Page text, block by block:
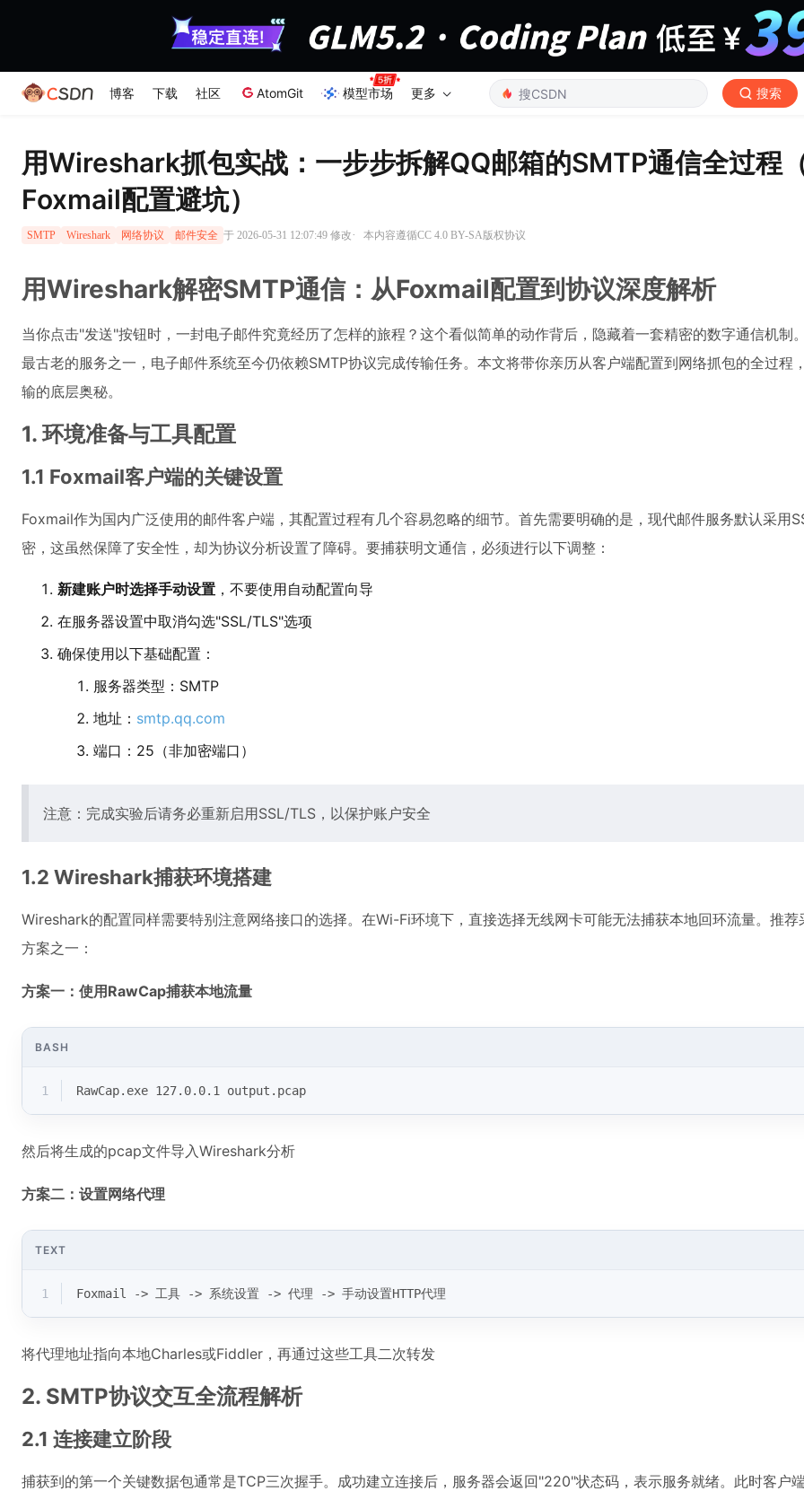
博客 下载 社区 AtomGit 模型市场 更多 搜索
用Wireshark抓包实战：一步步拆解QQ邮箱的SMTP通信全过程
Foxmail配置避坑）
SMTP Wireshark 网络协议 邮件安全 于 2026-05-31 12:07:49 修改· 本内容遵循CC 4.0 BY-SA版权协议
用Wireshark解密SMTP通信：从Foxmail配置到协议深度解析
当你点击"发送"按钮时，一封电子邮件究竟经历了怎样的旅程？这个看似简单的动作背后，隐藏着一套精密的数字通信机制
最古老的服务之一，电子邮件系统至今仍依赖SMTP协议完成传输任务。本文将带你亲历从客户端配置到网络抓包的全过程
输的底层奥秘。
1. 环境准备与工具配置
1.1 Foxmail客户端的关键设置
Foxmail作为国内广泛使用的邮件客户端，其配置过程有几个容易忽略的细节。首先需要明确的是，现代邮件服务默认采用
密，这虽然保障了安全性，却为协议分析设置了障碍。要捕获明文通信，必须进行以下调整：
新建账户时选择手动设置 ，不要使用自动配置向导
在服务器设置中取消勾选"SSL/TLS"选项
确保使用以下基础配置：
服务器类型：SMTP
地址： smtp.qq.com
端口：25（非加密端口）
注意：完成实验后请务必重新启用SSL/TLS，以保护账户安全
1.2 Wireshark捕获环境搭建
Wireshark的配置同样需要特别注意网络接口的选择。在Wi-Fi环境下，直接选择无线网卡可能无法捕获本地回环流量。推荐
方案之一：
方案一：使用RawCap捕获本地流量
BASH
1 RawCap.exe 127.0.0.1 output.pcap
然后将生成的pcap文件导入Wireshark分析
方案二：设置网络代理
TEXT
1 Foxmail -> 工具 -> 系统设置 -> 代理 -> 手动设置HTTP代理
将代理地址指向本地Charles或Fiddler，再通过这些工具二次转发
2. SMTP协议交互全流程解析
2.1 连接建立阶段
捕获到的第一个关键数据包通常是TCP三次握手。成功建立连接后，服务器会返回"220"状态码，表示服务就绪。此时客户